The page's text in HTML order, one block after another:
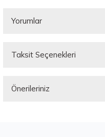
Yorumlar
Taksit Seçenekleri
Önerileriniz